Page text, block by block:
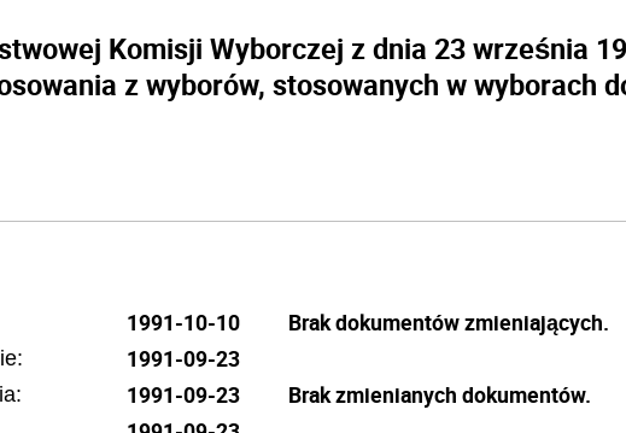
Komisji Wyborczej z dnia 23 września
z wyborów, stosowanych w wyborach
1991-10-10
1991-09-23
1991-09-23
Brak dokumentów zmieniających.
Brak zmienianych dokumentów.